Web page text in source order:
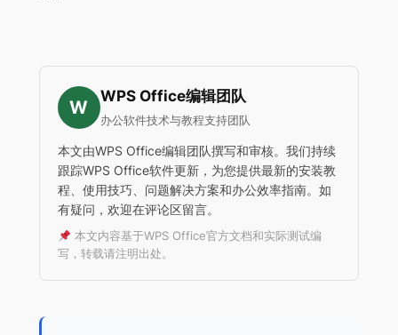
W
WPS Office编辑团队
办公软件技术与教程支持团队
本文由WPS Office编辑团队撰写和审核。我们持续
跟踪WPS Office软件更新，为您提供最新的安装教
程、使用技巧、问题解决方案和办公效率指南。如
有疑问，欢迎在评论区留言。
本文内容基于WPS Office官方文档和实际测试编
写，转载请注明出处。